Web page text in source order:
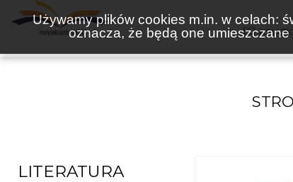
Używamy plików cookies m.in. w celach:
oznacza, że będą one
LITERATURA